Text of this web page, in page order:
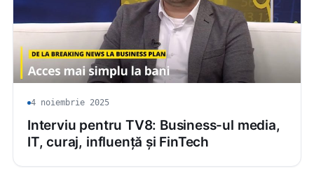
4 noiembrie 2025
Interviu pentru TV8: Business-ul media,
IT, curaj, influență și FinTech